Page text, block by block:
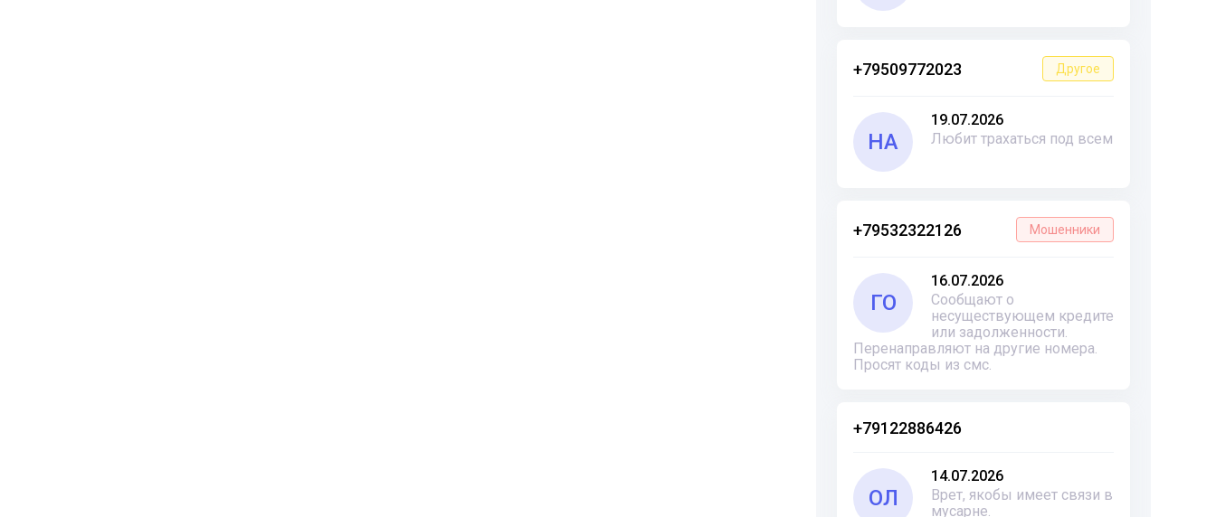
+79509772023 Другое
НА
19.07.2026
Любит трахаться под всем
+79532322126 Мошенники
ГО
16.07.2026
Сообщают о
несуществующем кредите
или задолженности.
Перенаправляют на другие номера.
Просят коды из смс.
+79122886426
ОЛ
14.07.2026
Врет, якобы имеет связи в
мусарне.